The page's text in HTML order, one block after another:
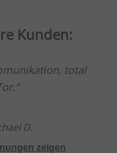
Kunden:
total
D.
zeigen